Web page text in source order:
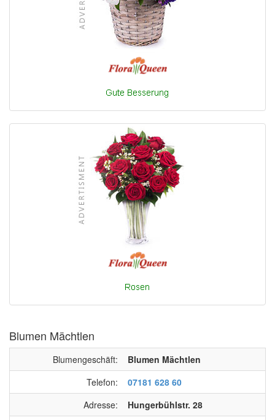
Blumen Mächtlen
Blumengeschäft:
Blumen Mächtlen
Telefon:
07181 628 60
Adresse:
Hungerbühlstr. 28